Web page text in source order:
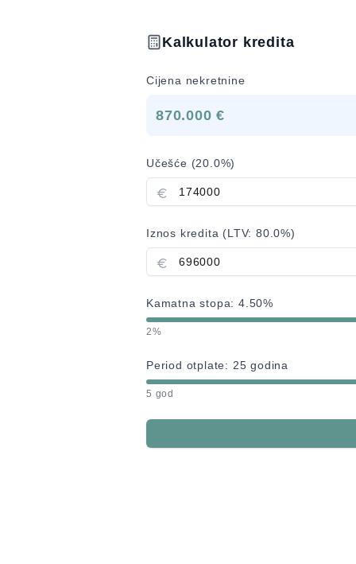
Kalkulator kredita
Cijena nekretnine
870.000 €
Učešće (20.0%)
Iznos kredita (LTV:80.0%)
Kamatna stopa:4.50%
2%
Period otplate: 25 godina
5 god